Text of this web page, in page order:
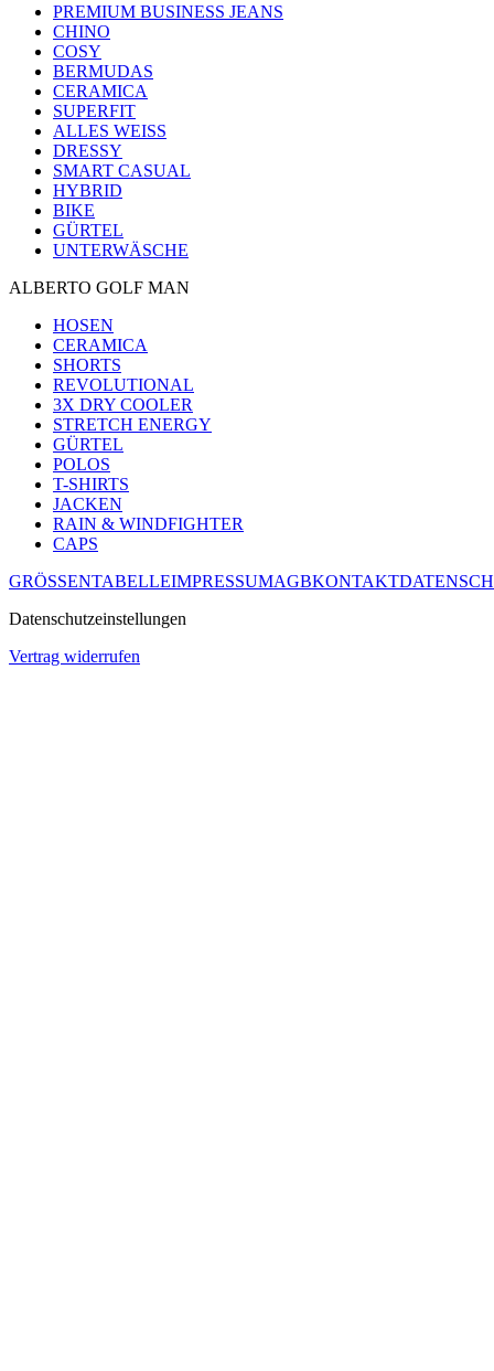
PREMIUM BUSINESS JEANS
CHINO
COSY
BERMUDAS
CERAMICA
SUPERFIT
ALLES WEISS
DRESSY
SMART CASUAL
HYBRID
BIKE
GÜRTEL
UNTERWÄSCHE
ALBERTO GOLF MAN
HOSEN
CERAMICA
SHORTS
REVOLUTIONAL
3X DRY COOLER
STRETCH ENERGY
GÜRTEL
POLOS
T-SHIRTS
JACKEN
RAIN & WINDFIGHTER
CAPS
GRÖSSENTABELLEIMPRESSUMAGBKONTAKT
Datenschutzeinstellungen
Vertrag widerrufen